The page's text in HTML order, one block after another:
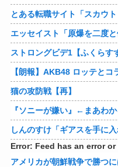
ストロングビデ1【ふくらす
【朗報】AKB48 ロッテとコ
猫の攻防戦【再】
しんのすけ「ギアスを手に入
Error: Feed has an error
アメリカが朝鮮戦争で勝つ